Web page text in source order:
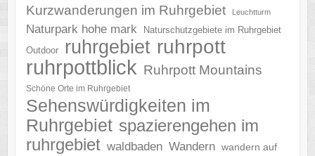
Kurzwanderungen im Ruhrgebiet Leuchtturm
Naturpark hohe mark
Naturschutzgebiete im Ruhrgebiet
Outdoor
ruhrgebiet ruhrpott
ruhrpottblick Ruhrpott Mountains
Schöne Orte im Ruhrgebiet
Sehenswürdigkeiten im
Ruhrgebiet spazierengehen im
ruhrgebiet waldbaden Wandern wandern auf